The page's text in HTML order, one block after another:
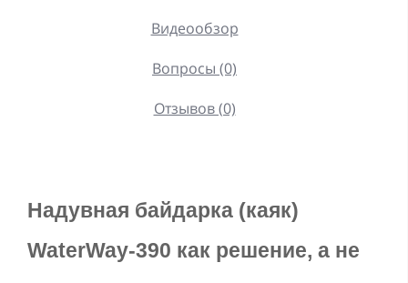
Видеообзор
Вопросы (0)
Отзывов (0)
WaterWay-390 как решение, а не